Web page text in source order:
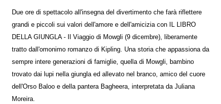
Due ore di spettacolo all'insegna del divertimento che farà riflettere
grandi e piccoli sui valori dell'amore e dell'amicizia con IL LIBRO
DELLA GIUNGLA - Il Viaggio di Mowgli (9 dicembre), liberamente
tratto dall'omonimo romanzo di Kipling. Una storia che appassiona da
sempre intere generazioni di famiglie, quella di Mowgli, bambino
trovato dai lupi nella giungla ed allevato nel branco, amico del cuore
dell'Orso Baloo e della pantera Bagheera, interpretata da Juliana
Moreira.